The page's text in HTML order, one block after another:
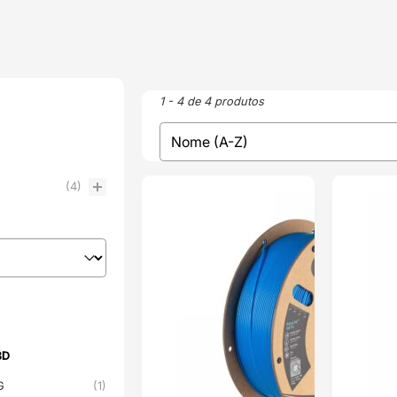
1 - 4 de 4 produtos
sort
Sort content
ENVIO 24H
(4)
(1)